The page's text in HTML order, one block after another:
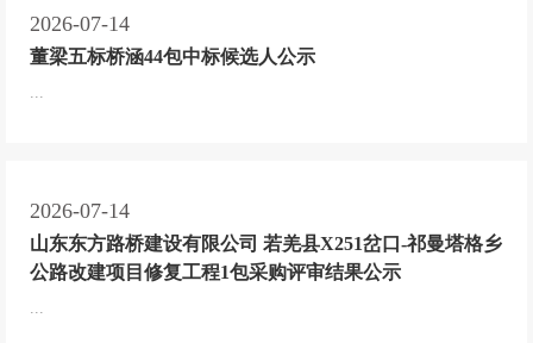
2026-07-14
董梁五标桥涵44包中标候选人公示
2026-07-14
山东东方路桥建设有限公司 若羌县X251岔口-祁曼塔格乡
公路改建项目修复工程1包采购评审结果公示